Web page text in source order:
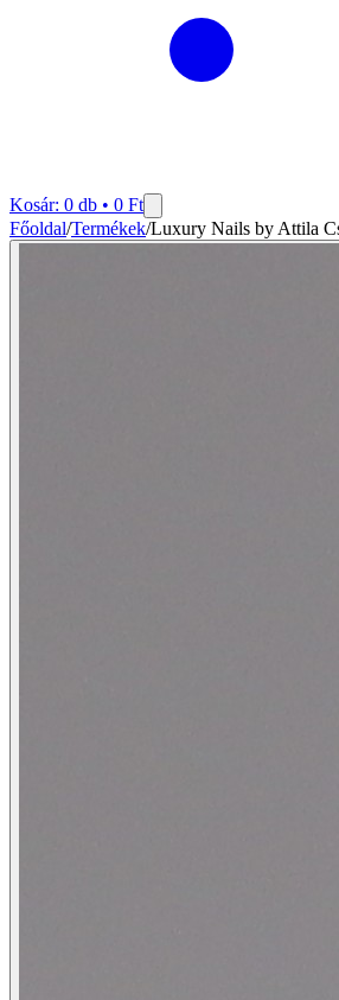
Kosár: 0 db • 0 Ft
Főoldal/Termékek/Luxury Nails by Attila